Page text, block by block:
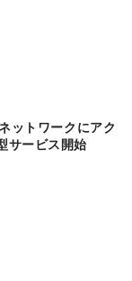
ットワークにアク
サービス開始